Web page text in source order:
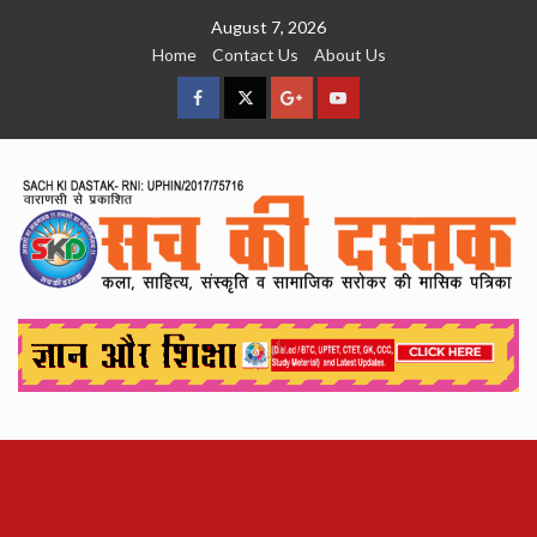
August 7, 2026
Home
Contact Us About Us
facebookTwitterGoogleYouTube